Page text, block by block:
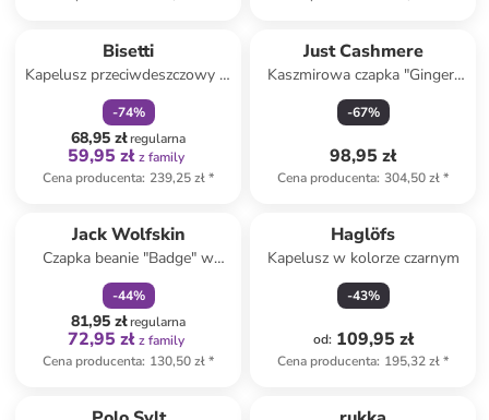
Bisetti
Kapelusz przeciwdeszczowy w
kolorze oliwkowo-czarnym
-74%
68,95 złregularna
59,95 zł z family
Cena producenta: 239,25 zł*
Just Cashmere
Kaszmirowa czapka "Ginger"
w kolorze białym
-67%
98,95 zł
Cena producenta: 304,50 zł*
Jack Wolfskin
Czapka beanie "Badge" w
kolorze fioletowym
-44%
81,95 złregularna
72,95 zł z family
Cena producenta: 130,50 zł*
Haglöfs
Kapelusz w kolorze czarnym
-43%
od: 109,95 zł
Cena producenta: 195,32 zł*